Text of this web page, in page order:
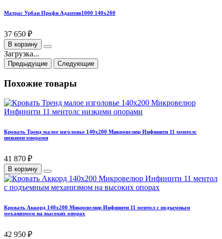
Матрас Урбан Профи Адаптив1000 140х200
37 650 ₽
В корзину
Загрузка...
Предыдущие Следующие
Похожие товары
Кровать Тренд малое изголовье 140х200 Микровелюр Инфинити 11 ментолс
низкими опорами
41 870 ₽
В корзину
Кровать Аккорд 140х200 Микровелюр Инфинити 11 ментол с подъемным
механизмом на высоких опорах
42 950 ₽